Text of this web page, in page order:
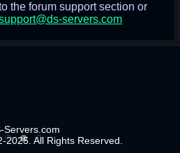
the forum support section or
servers.com
Servers.com
All Rights Reserved.